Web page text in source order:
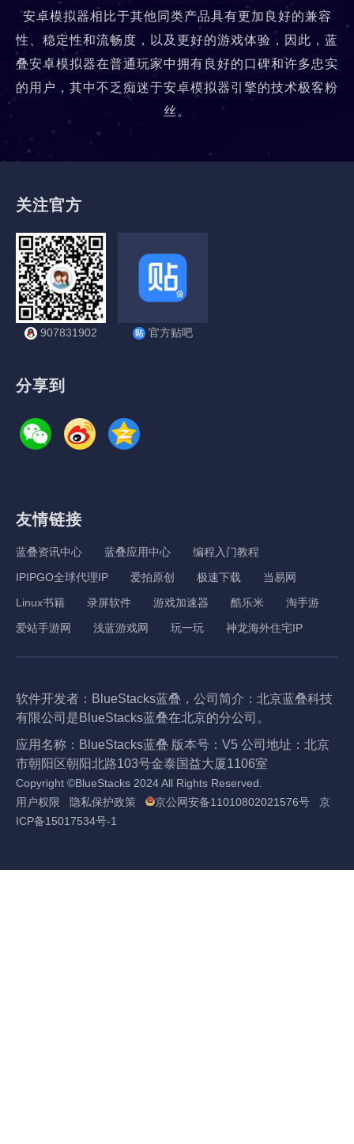
安卓模拟器相比于其他同类产品具有更加良好的兼容
性、稳定性和流畅度，以及更好的游戏体验，因此，蓝
叠安卓模拟器在普通玩家中拥有良好的口碑和许多忠实
的用户，其中不乏痴迷于安卓模拟器引擎的技术极客粉
丝。
关注官方
907831902 官方贴吧
分享到
友情链接
蓝叠资讯中心 蓝叠应用中心
编程入门教程
IPIPGO全球代理IP
爱拍原创 极速下载
当易网
Linux书籍
录屏软件 游戏加速器 酷乐米
淘手游
爱站手游网
浅蓝游戏网 玩一玩 神龙海外住宅IP
软件开发者：BlueStacks蓝叠，公司简介：北京蓝叠科技
有限公司是BlueStacks蓝叠在北京的分公司。
应用名称：BlueStacks蓝叠 版本号：V5 公司地址：北京
市朝阳区朝阳北路103号金泰国益大厦1106室
Copyright ©BlueStacks 2024 All Rights Reserved.
用户权限
隐私保护政策 京公网安备11010802021576号
京
ICP备15017534号-1